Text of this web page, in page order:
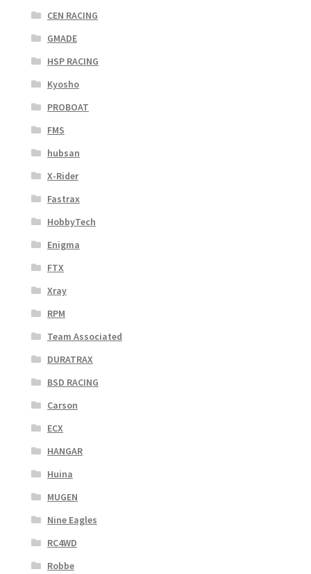
CEN RACING
GMADE
HSP RACING
Kyosho
PROBOAT
FMS
hubsan
X-Rider
Fastrax
HobbyTech
Enigma
FTX
Xray
RPM
Team Associated
DURATRAX
BSD RACING
Carson
ECX
HANGAR
Huina
MUGEN
Nine Eagles
RC4WD
Robbe